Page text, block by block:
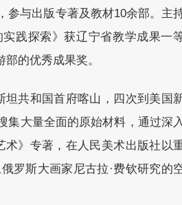
参与出版专著及教材10余部。主
践探索》获辽宁省教学成果一
的优秀成果奖。
坦共和国首府喀山，四次到美国
集大量全面的原始材料，通过深入
术》专著，在人民美术出版社以
罗斯大画家尼古拉·费钦研究的